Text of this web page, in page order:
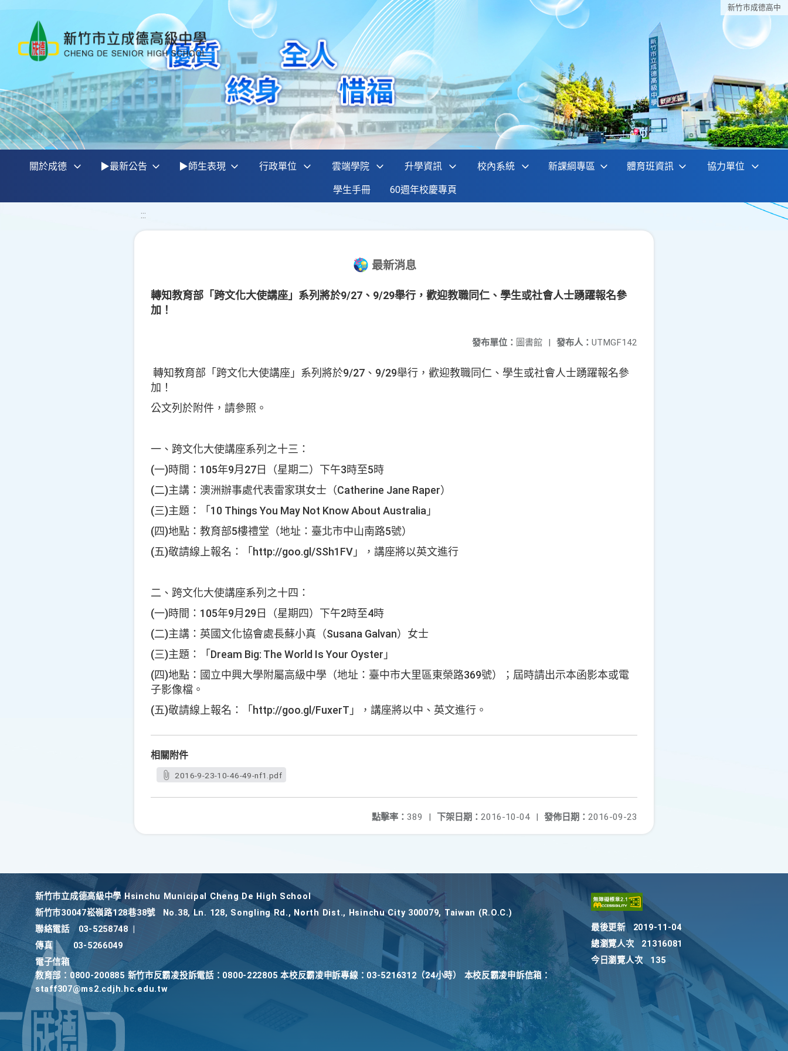
新竹巿成德高中
關於成德 ▶最新公告 ▶師生表現 行政單位 雲端學院 升學資訊 校內系統 新課綱專區 體育班資訊 協力單位
學生手冊 60週年校慶專頁
:::
最新消息
轉知教育部「跨文化大使講座」系列將於9/27、9/29舉行，歡迎教職同仁、學生或社會人士踴躍報名參
加！
發布人： UTMGF142
發布單位： 圖書館 |
轉知教育部「跨文化大使講座」系列將於9/27、9/29舉行，歡迎教職同仁、學生或社會人士踴躍報名參
加！
公文列於附件，請參照。
一、跨文化大使講座系列之十三：
(一)時間：105年9月27日（星期二）下午3時至5時
(二)主講：澳洲辦事處代表雷家琪女士（Catherine Jane Raper）
(三)主題：「10 Things You May Not Know About Australia」
(四)地點：教育部5樓禮堂（地址：臺北市中山南路5號）
(五)敬請線上報名：「http://goo.gl/SSh1FV」，講座將以英文進行
二、跨文化大使講座系列之十四：
(一)時間：105年9月29日（星期四）下午2時至4時
(二)主講：英國文化協會處長蘇小真（Susana Galvan）女士
(三)主題：「Dream Big: The World Is Your Oyster」
(四)地點：國立中興大學附屬高級中學（地址：臺中市大里區東榮路369號）；屆時請出示本函影本或電
子影像檔。
(五)敬請線上報名：「http://goo.gl/FuxerT」，講座將以中、英文進行。
相關附件
2016-9-23-10-46-49-nf1.pdf
發佈日期： 2016-09-23
下架日期： 2016-10-04 |
點擊率： 389 |
新竹巿立成德高級中學 Hsinchu Municipal Cheng De High School
新竹巿30047崧嶺路128巷38號
No.38, Ln. 128, Songling Rd., North Dist., Hsinchu City 300079, Taiwan (R.O.C.)
聯絡電話
03-5258748
傳真
03-5266049
電子信箱
教育部：0800-200885 新竹市反霸凌投訴電話：0800-222805 本校反霸凌申訴專線：03-5216312（24小時） 本校反霸凌申訴信箱：
staff307@ms2.cdjh.hc.edu.tw
最後更新
2019-11-04
總瀏覽人次
21316081
今日瀏覽人次
135